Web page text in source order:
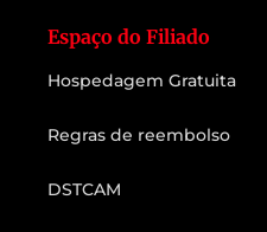
Espaço do Filiado
Hospedagem Gratuita
Regras de reembolso
DSTCAM